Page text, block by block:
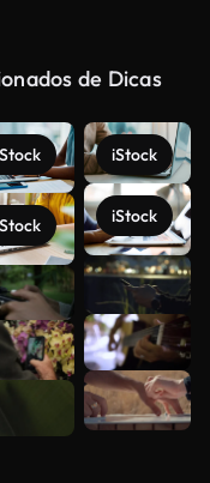
de Dicas
iStock
iStock
Veja mais